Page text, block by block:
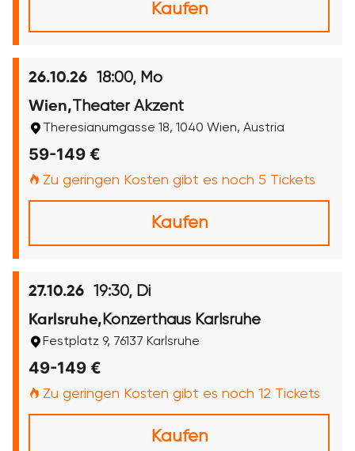
Kaufen
26.10.26 18:00, Mo
Wien,Theater Akzent
Theresianumgasse 18, 1040 Wien, Austria
59-149 €
Zu geringen Kosten gibt es noch 5 Tickets
Kaufen
27.10.26 19:30, Di
Karlsruhe, Konzerthaus Karlsruhe
Festplatz 9, 76137 Karlsruhe
49-149 €
Zu geringen Kosten gibt es noch 12 Tickets
Kaufen